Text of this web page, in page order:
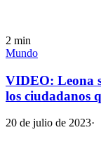
2 min
Mundo
VIDEO: Leona
los ciudadanos
20 de julio de 2023·